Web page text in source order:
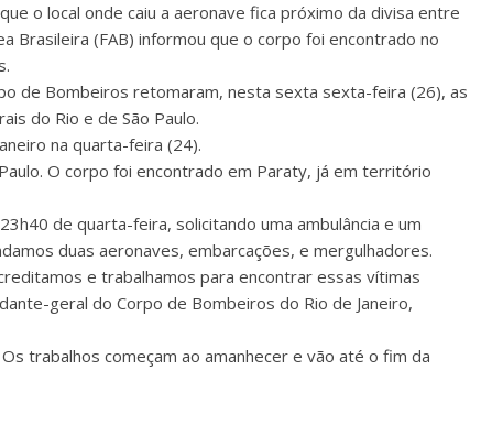
o local onde caiu a aeronave fica próximo da divisa entre
Brasileira (FAB) informou que o corpo foi encontrado no
de Bombeiros retomaram, nesta sexta sexta-feira (26), as
do Rio e de São Paulo.
na quarta-feira (24).
O corpo foi encontrado em Paraty, já em território
de quarta-feira, solicitando uma ambulância e um
duas aeronaves, embarcações, e mergulhadores.
e trabalhamos para encontrar essas vítimas
geral do Corpo de Bombeiros do Rio de Janeiro,
trabalhos começam ao amanhecer e vão até o fim da